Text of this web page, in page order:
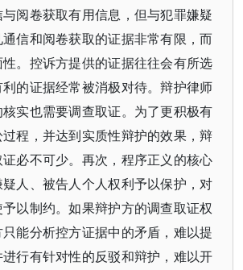
阅卷获取有用信息，但与犯罪嫌疑
信和阅卷获取的证据非常有限，而
。控诉方提供的证据往往会有所选
的证据经常被消极对待。辩护律师
实也需要调查取证。为了更积极有
程，并达到实质性辩护的效果，辩
必不可少。再次，程序正义的核心
人、被告人个人权利予以保护，对
以制约。如果辩护方的调查取证权
能分析控方证据中的矛盾，难以提
行有针对性的反驳和辩护，难以开